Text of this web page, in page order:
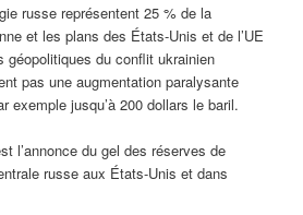
russe représentent 25 % de la
et les plans des États-Unis et de l’UE
géopolitiques du conflit ukrainien
pas une augmentation paralysante
exemple jusqu’à 200 dollars le baril.
l’annonce du gel des réserves de
russe aux États-Unis et dans